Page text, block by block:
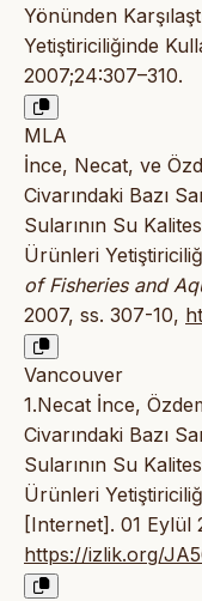
Yönünden
Yetiştiriciliğinde
2007;24:307–310.
MLA
İnce, Necat, ve
Civarındaki Bazı
Sularının Su
Ürünleri
of Fisheries and
2007, ss. 307-10,
Vancouver
1.Necat İnce,
Civarındaki Bazı
Sularının Su
Ürünleri
[Internet]. 01 Eylül
https://izlik.org/